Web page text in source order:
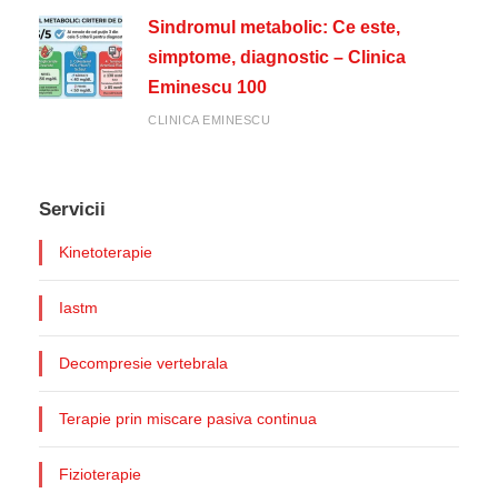
Sindromul metabolic: Ce este,
simptome, diagnostic – Clinica
Eminescu 100
CLINICA EMINESCU
Servicii
Kinetoterapie
Iastm
Decompresie vertebrala
Terapie prin miscare pasiva continua
Fizioterapie